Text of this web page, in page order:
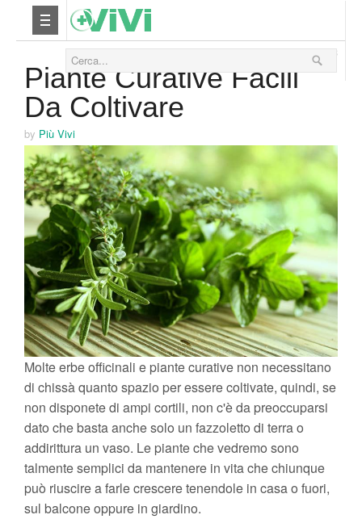
Salute
Bellezza
Fitness
Relax
Viaggi & Vacanze
05 Gennaio 2013
Piante Curative Facili
Da Coltivare
by Più Vivi
Molte erbe officinali e piante curative non necessitano
di chissà quanto spazio per essere coltivate, quindi, se
non disponete di ampi cortili, non c'è da preoccuparsi
dato che basta anche solo un fazzoletto di terra o
addirittura un vaso. Le piante che vedremo sono
talmente semplici da mantenere in vita che chiunque
può riuscire a farle crescere tenendole in casa o fuori,
sul balcone oppure in giardino.